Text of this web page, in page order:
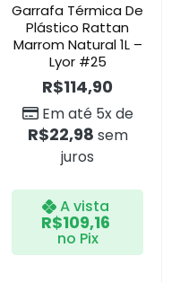
Garrafa Térmica De
Plástico Rattan
Marrom Natural 1L –
Lyor #25
R$114,90
Em até 5x de
R$22,98 sem
juros
A vista
R$109,16
no Pix